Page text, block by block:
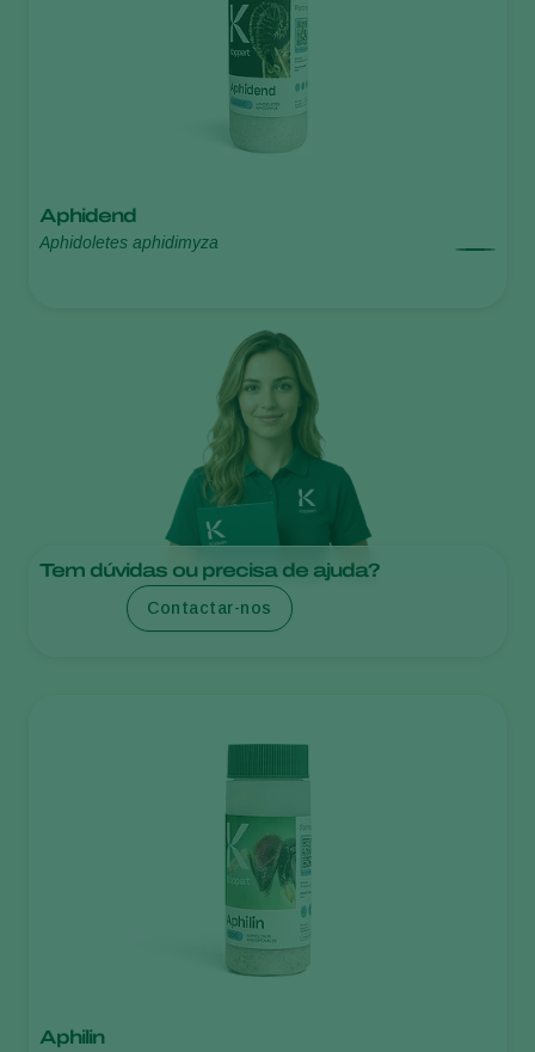
Aphidend
Aphidoletes aphidimyza
Aphilin
Tem dúvidas ou precisa de ajuda?
Contactar-nos